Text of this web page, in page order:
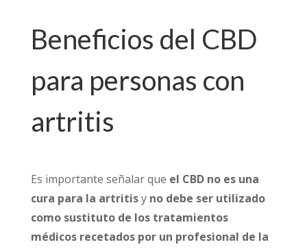
Beneficios del CBD
para personas con
artritis
Es importante señalar que el CBD no es una
cura para la artritisy no debe ser utilizado
como sustituto de los tratamientos
médicos recetados por un profesional de la